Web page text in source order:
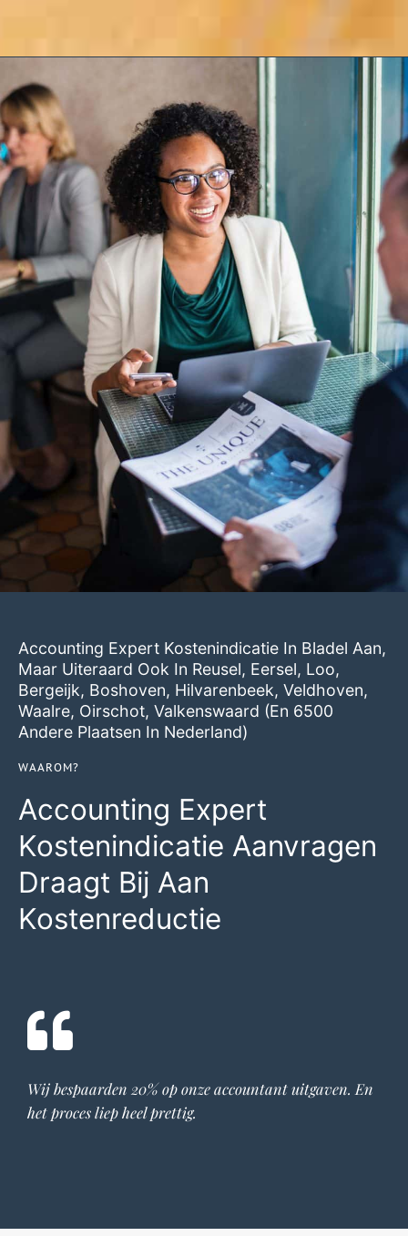
Accounting Expert Kostenindicatie In Bladel Aan,
Maar Uiteraard Ook In Reusel, Eersel, Loo,
Bergeijk, Boshoven, Hilvarenbeek, Veldhoven,
Waalre, Oirschot, Valkenswaard (en 6500
Andere Plaatsen In Nederland)
WAAROM?
Accounting Expert
Kostenindicatie Aanvragen
Draagt Bij Aan
Kostenreductie
Wij bespaarden 20% op onzeaccountantuitgaven. En
het proces liep heel prettig.